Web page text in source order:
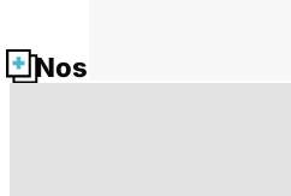
Nos fiches santé